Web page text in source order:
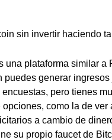
una plataforma similar a
puedes generar
pero tienes
opciones, como la de ver
a cambio de
su propio faucet de